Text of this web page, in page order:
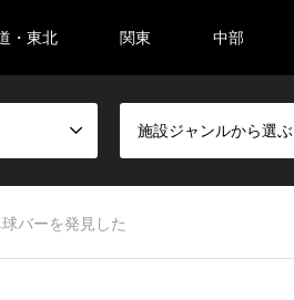
・東北 関東 中部
施設ジャンルから選ぶ
バーを発見した